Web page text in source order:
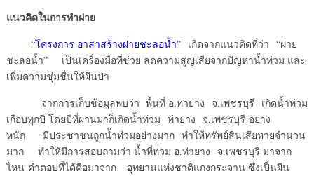
แนวคิดในการทำฝาย
“โครงการ อาสาสร้างฝายชะลอน้ำ” เกิดจากแนวคิดที่ว่า “ฝาย
ชะลอน้ำ” เป็นเครื่องมือที่ช่วย ลดความสูญเสียจากปัญหาน้ำท่วม และ
เพิ่มความชุ่มชื่นให้ผืนป่า
จากการเก็บข้อมูลพบว่า พื้นที่ อ.ท่ายาง จ.เพชรบุรี เกิดน้ำท่วม
เกือบทุกปี โดยปีที่ผ่านมาก็เกิดน้ำท่วม ท่ายาง จ.เพชรบุรี อย่าง
หนัก มีประชาชนถูกน้ำท่วมอย่างมาก ทำให้ทรัพย์สินเสียหายจำนวน
มาก ทำให้มีการสอบถามว่า น้ำที่ท่วม อ.ท่ายาง จ.เพชรบุรี มาจาก
ไหน คำตอบที่ได้คือมาจาก อุทยานแห่งชาติแกงกระจาน ซึ่งเป็นผืน